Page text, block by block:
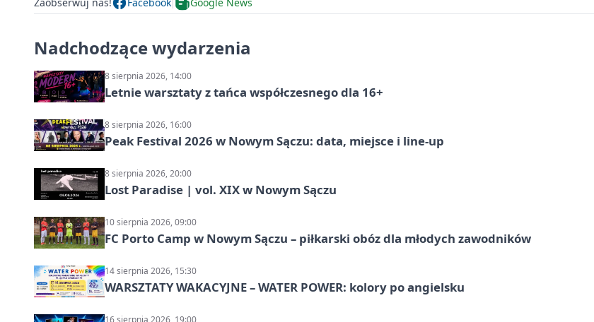
Nadchodzące wydarzenia
8 sierpnia 2026, 14:00
Letnie warsztaty z tańca współczesnego dla 16+
8 sierpnia 2026, 16:00
Peak Festival 2026 w Nowym Sączu: data, miejsce i line-up
8 sierpnia 2026, 20:00
Lost Paradise | vol. XIX w Nowym Sączu
10 sierpnia 2026, 09:00
FC Porto Camp w Nowym Sączu – piłkarski obóz dla młodych zawodników
14 sierpnia 2026, 15:30
WARSZTATY WAKACYJNE – WATER POWER: kolory po angielsku
16 sierpnia 2026, 19:00